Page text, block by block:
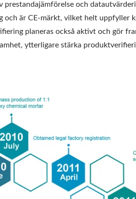
och
är CE-märkt, vilket helt uppfyller
planeras också aktivt och gör
ytterligare stärka